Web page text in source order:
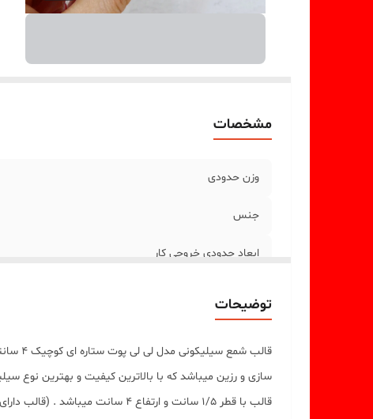
مشخصات
وزن حدودی
جنس
ابعاد حدودی خروجی کار
توضیحات
سازی و رزین میباشد که با بالاترین کیفیت و بهترین نوع
قالب با قطر 1/5 سانت و ارتفاع 4 سانت میباشد . (قالب دارای یک برش از یک طرف جهت درآوردن خروجی لی لی پوت ستاره ای از قالب میباشد)